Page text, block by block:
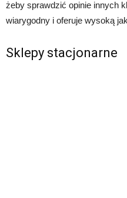
żeby sprawdzić opinie innych
wiarygodny i oferuje wysoką
Sklepy stacjonarne